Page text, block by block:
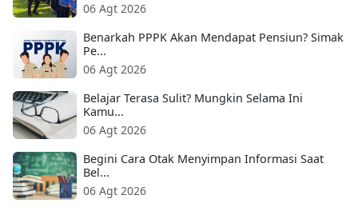
06 Agt 2026
Benarkah PPPK Akan Mendapat Pensiun? Simak
Pe...
06 Agt 2026
Belajar Terasa Sulit? Mungkin Selama Ini
Kamu...
06 Agt 2026
Begini Cara Otak Menyimpan Informasi Saat
Bel...
06 Agt 2026